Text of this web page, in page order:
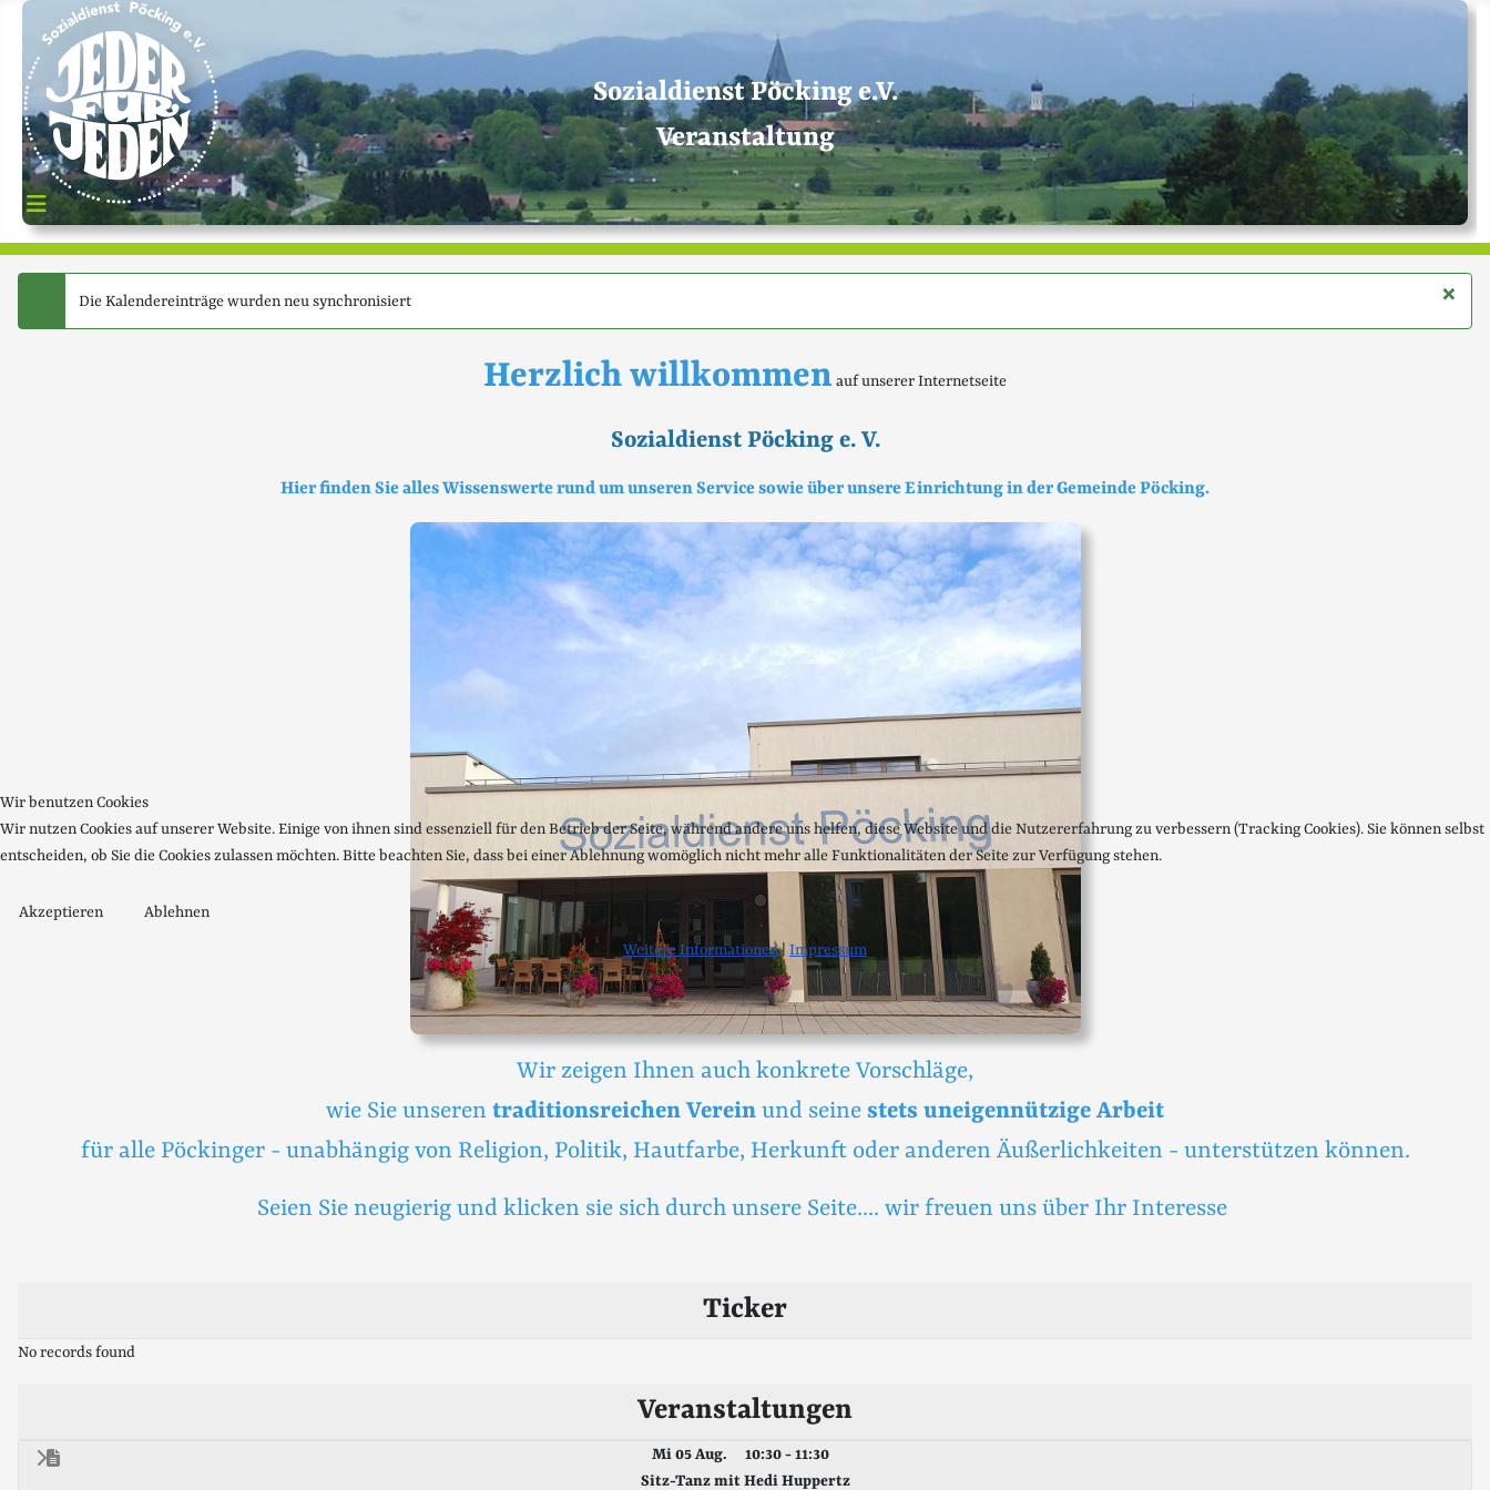
Sozialdienst Pöcking e.V.
Veranstaltung
×
Die Kalendereinträge wurden neu synchronisiert
Herzlich willkommen auf unserer Internetseite
Sozialdienst Pöcking e. V.
Hier finden Sie alles Wissenswerte rund um unseren Service sowie über unsere Einrichtung in der Gemeinde Pöcking.
Wir zeigen Ihnen auch konkrete Vorschläge,
wie Sie unseren traditionsreichen Verein und seine stets uneigennützige Arbeit
für alle Pöckinger - unabhängig von Religion, Politik, Hautfarbe, Herkunft oder anderen Äußerlichkeiten - unterstützen können.
Seien Sie neugierig und klicken sie sich durch unsere Seite.... wir freuen uns über Ihr Interesse
Ticker
No records found
Veranstaltungen
Mi 05 Aug.
10:30 - 11:30
Sitz-Tanz mit Hedi Huppertz
Wir benutzen Cookies
Wir nutzen Cookies auf unserer Website. Einige von ihnen sind essenziell für den Betrieb der Seite, während andere uns helfen, diese Website und die Nutzererfahrung zu verbessern (Tracking Cookies). Sie können selbst
entscheiden, ob Sie die Cookies zulassen möchten. Bitte beachten Sie, dass bei einer Ablehnung womöglich nicht mehr alle Funktionalitäten der Seite zur Verfügung stehen.
Akzeptieren Ablehnen
Weitere Informationen| Impressum